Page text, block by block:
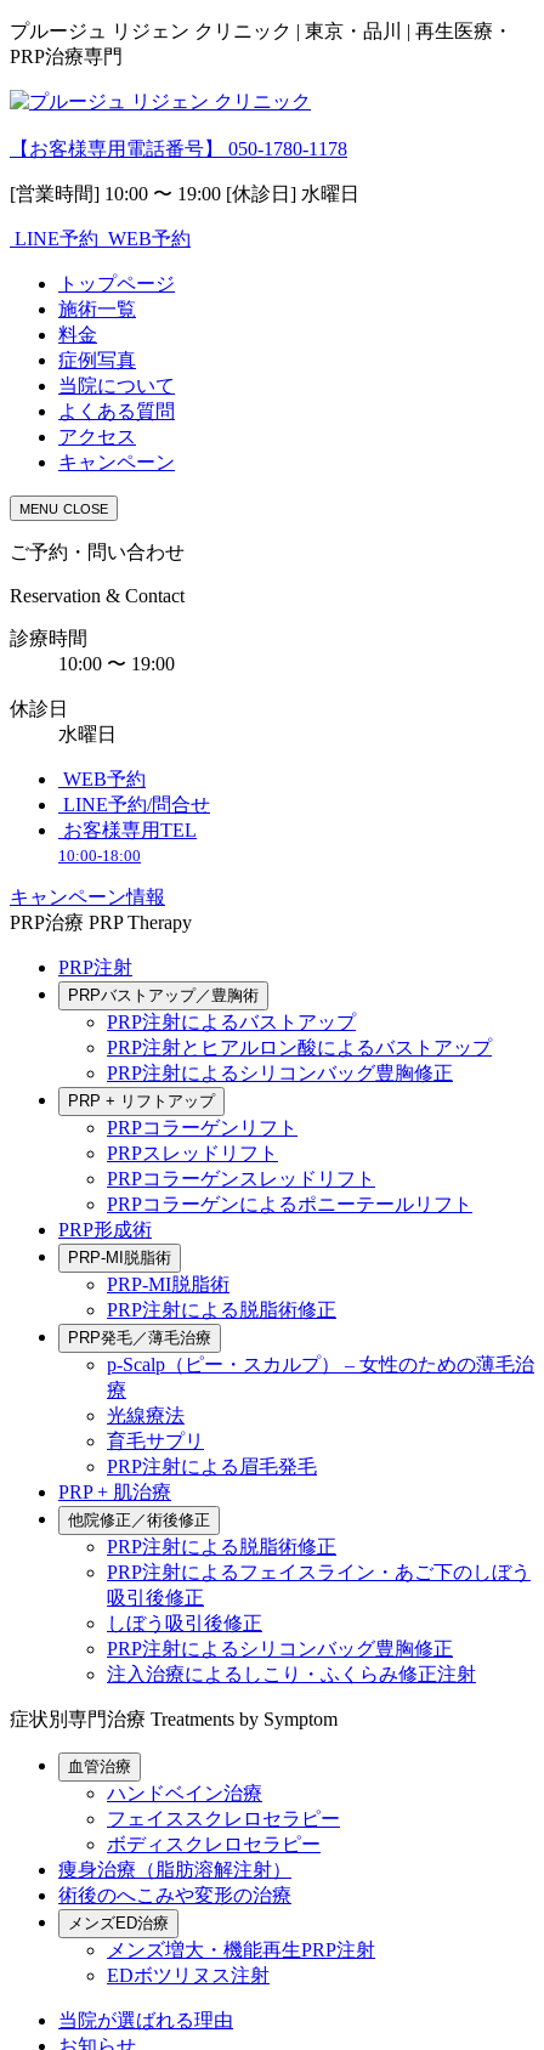
プルージュ リジェン クリニック | 東京・品川 | 再生医療・
PRP治療専門
【お客様専用電話番号】 050-1780-1178
[営業時間] 10:00 〜 19:00 [休診日] 水曜日
LINE予約 WEB予約
トップページ
施術一覧
料金
症例写真
当院について
よくある質問
アクセス
キャンペーン
MENU CLOSE
ご予約・問い合わせ
Reservation & Contact
診療時間
10:00 〜 19:00
休診日
水曜日
WEB予約
LINE予約/問合せ
お客様専用TEL
10:00-18:00
キャンペーン情報
PRP治療 PRP Therapy
PRP注射
PRPバストアップ／豊胸術
PRP注射によるバストアップ
PRP注射とヒアルロン酸によるバストアップ
PRP注射によるシリコンバッグ豊胸修正
PRP + リフトアップ
PRPコラーゲンリフト
PRPスレッドリフト
PRPコラーゲンスレッドリフト
PRPコラーゲンによるポニーテールリフト
PRP形成術
PRP-MI脱脂術
PRP-MI脱脂術
PRP注射による脱脂術修正
PRP発毛／薄毛治療
p-Scalp（ピー・スカルプ） – 女性のための薄毛治
療
光線療法
育毛サプリ
PRP注射による眉毛発毛
PRP + 肌治療
他院修正／術後修正
PRP注射による脱脂術修正
PRP注射によるフェイスライン・あご下のしぼう
吸引後修正
しぼう吸引後修正
PRP注射によるシリコンバッグ豊胸修正
注入治療によるしこり・ふくらみ修正注射
症状別専門治療 Treatments by Symptom
血管治療
ハンドベイン治療
フェイススクレロセラピー
ボディスクレロセラピー
痩身治療（脂肪溶解注射）
術後のへこみや変形の治療
メンズED治療
メンズ増大・機能再生PRP注射
EDボツリヌス注射
当院が選ばれる理由
お知らせ